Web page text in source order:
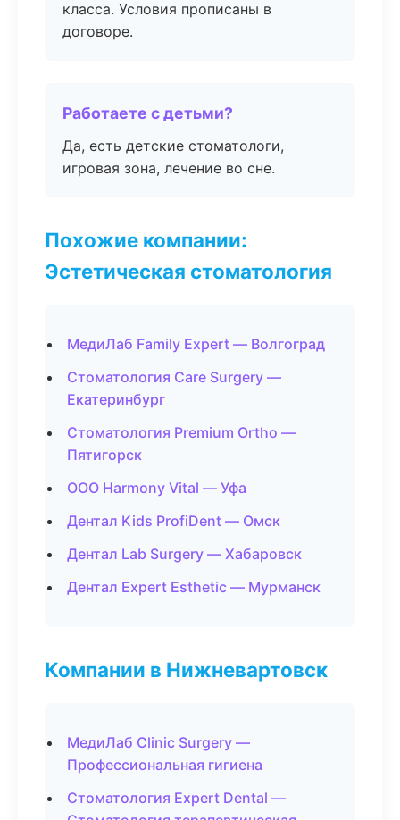
класса. Условия прописаны в
договоре.
Работаете с детьми?
Да, есть детские стоматологи,
игровая зона, лечение во сне.
Похожие компании:
Эстетическая стоматология
МедиЛаб Family Expert — Волгоград
Стоматология Care Surgery —
Екатеринбург
Стоматология Premium Ortho —
Пятигорск
ООО Harmony Vital — Уфа
Дентал Kids ProfiDent — Омск
Дентал Lab Surgery — Хабаровск
Дентал Expert Esthetic — Мурманск
Компании в Нижневартовск
МедиЛаб Clinic Surgery —
Профессиональная гигиена
Стоматология Expert Dental —